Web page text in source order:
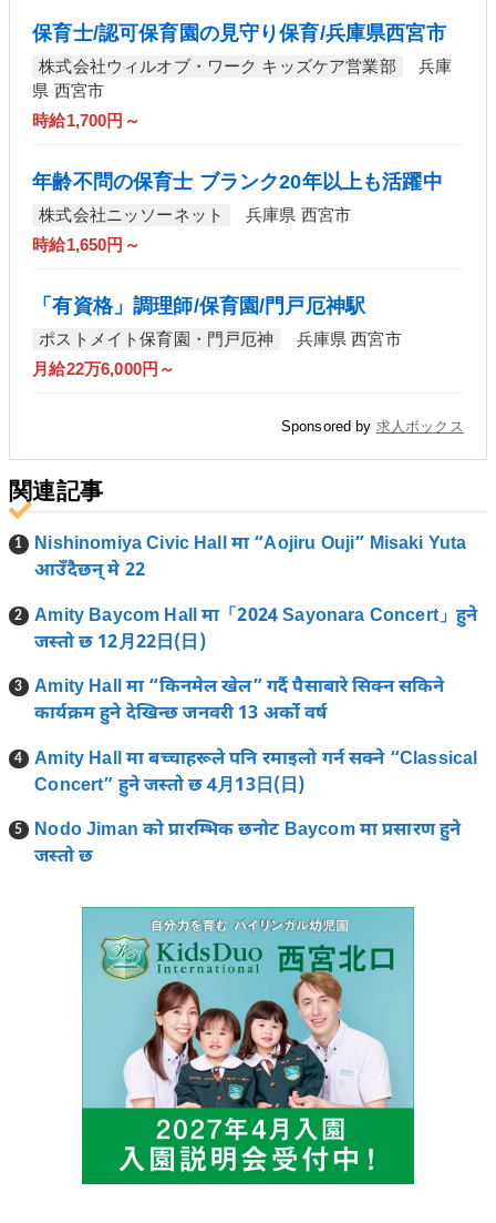
保育士/認可保育園の見守り保育/兵庫県西宮市
株式会社ウィルオブ・ワーク キッズケア営業部
兵庫
県 西宮市
時給1,700円～
年齢不問の保育士 ブランク20年以上も活躍中
株式会社ニッソーネット
兵庫県 西宮市
時給1,650円～
「有資格」調理師/保育園/門戸厄神駅
ポストメイト保育園・門戸厄神
兵庫県 西宮市
月給22万6,000円～
Sponsored by 求人ボックス
関連記事
Nishinomiya Civic Hall मा “Aojiru Ouji” Misaki Yuta
आउँदैछन् मे 22
Amity Baycom Hall मा「2024 Sayonara Concert」हुने
जस्तो छ 12月22日(日)
Amity Hall मा “किनमेल खेल” गर्दै पैसाबारे सिक्न सकिने
कार्यक्रम हुने देखिन्छ जनवरी 13 अर्को वर्ष
Amity Hall मा बच्चाहरूले पनि रमाइलो गर्न सक्ने “Classical
Concert” हुने जस्तो छ 4月13日(日)
Nodo Jiman को प्रारम्भिक छनोट Baycom मा प्रसारण हुने
जस्तो छ